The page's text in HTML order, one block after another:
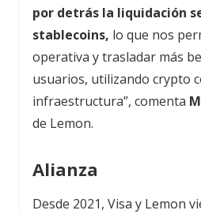
por detrás la liquidación
stablecoins, lo que nos
operativa y trasladar más
usuarios, utilizando crypto
infraestructura”, comenta
de Lemon.
Alianza
Desde 2021, Visa y Lemon